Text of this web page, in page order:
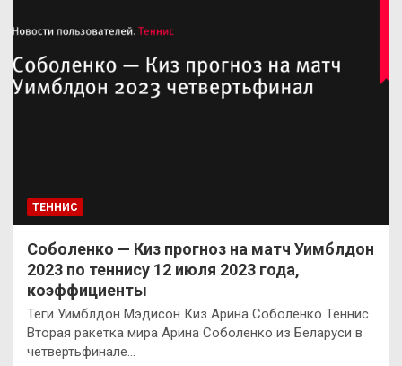
ТЕННИС
Соболенко — Киз прогноз на матч Уимблдон
2023 по теннису 12 июля 2023 года,
коэффициенты
Теги Уимблдон Мэдисон Киз Арина Соболенко Теннис
Вторая ракетка мира Арина Соболенко из Беларуси в
четвертьфинале…